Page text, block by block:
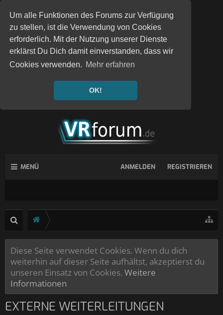
Um alle Funktionen des Forums zur Verfügung
zu stellen, ist die Verwendung von Cookies
erforderlich. Mit der Nutzung unserer Dienste
erklärst Du Dich damit einverstanden, dass wir
Cookies verwenden. Mehr erfahren
OK!
MENÜ ANMELDEN REGISTRIEREN
Diese Seite verwendet Cookies. Wenn du dich
weiterhin auf dieser Seite aufhältst, akzeptierst du
unseren Einsatz von Cookies. Weitere
Informationen
EXTERNE WEITERLEITUNGEN